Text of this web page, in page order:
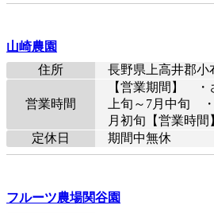
山崎農園
住所
長野県上高井郡小
営業時間
【営業期間】 ・
上旬～7月中旬
月初旬【営業時間
定休日
期間中無休
フルーツ農場関谷園